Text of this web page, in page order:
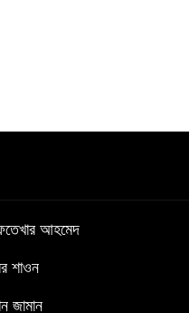
আহমেদ
শাওন
জামান